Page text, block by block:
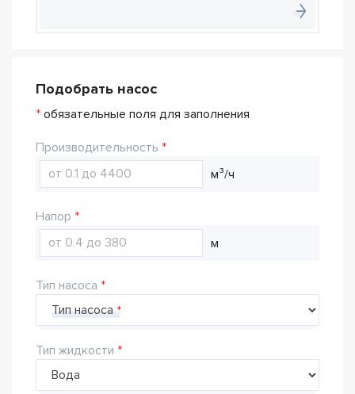
Подобрать насос
* обязательные поля для заполнения
Производительность
м³/ч
Напор
м
Тип насоса
Тип насоса
Тип жидкости